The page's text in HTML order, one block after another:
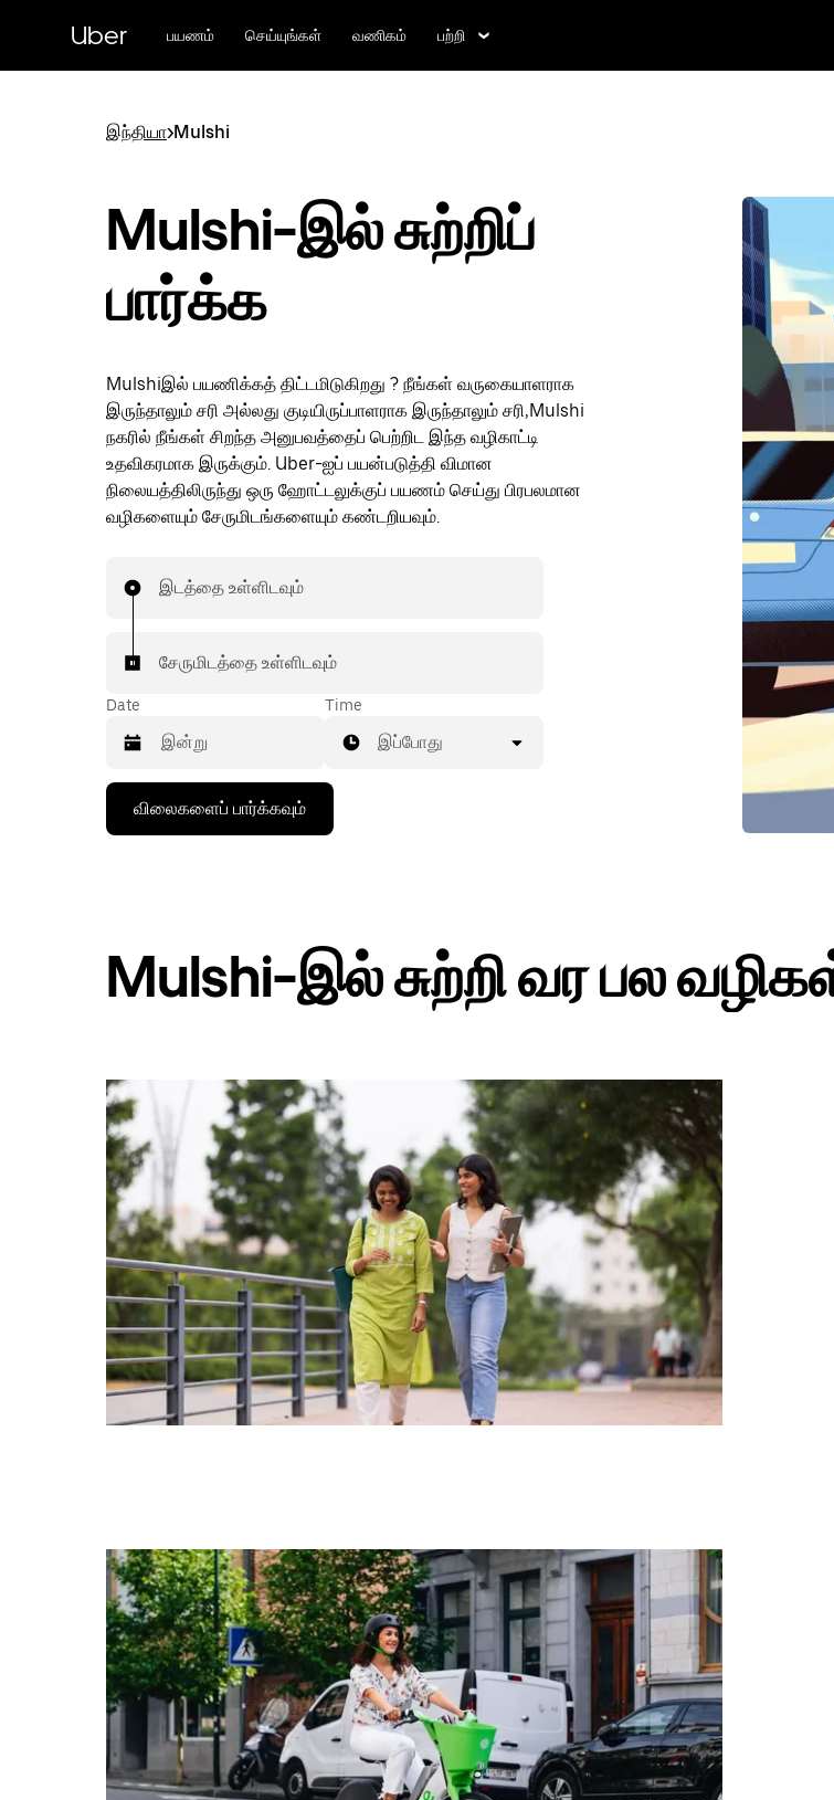
பக்கத்திற்குச்Uber பயணம் செய்யுங்கள் வணிகம் பற்றி
இந்தியா>Mulshi
Mulshi-இல் சுற்றிப்
பார்க்க
Mulshiஇல் பயணிக்கத் திட்டமிடுகிறது ? நீங்கள் வருகையாளராக
இருந்தாலும் சரி அல்லது குடியிருப்பாளராக இருந்தாலும் சரி,Mulshi
நகரில் நீங்கள் சிறந்த அனுபவத்தைப் பெற்றிட இந்த வழிகாட்டி
உதவிகரமாக இருக்கும். Uber-ஐப் பயன்படுத்தி விமான
நிலையத்திலிருந்து ஒரு ஹோட்டலுக்குப் பயணம் செய்து பிரபலமான
வழிகளையும் சேருமிடங்களையும் கண்டறியவும்.
இடத்தை உள்ளிடவும்
சேருமிடத்தை உள்ளிடவும்
Date
கீழ்நோக்கிய
அம்புக்குறியை
அழுத்தி
மூட
எஸ்கேப்
பொத்தான்
Time
இப்போது
விலைகளைப் பார்க்கவும்
Mulshi-இல் சுற்றி வர பல